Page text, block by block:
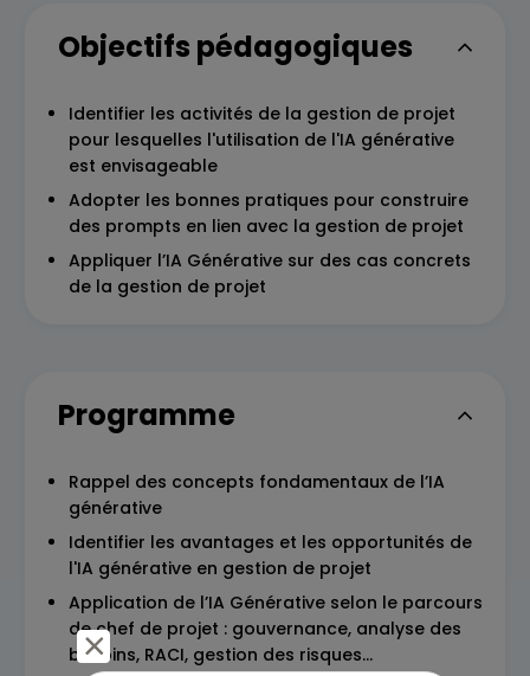
Objectifs pédagogiques
Identifier les activités de la gestion de projet
pour lesquelles l'utilisation de l'IA générative
est envisageable
Adopter les bonnes pratiques pour construire
des prompts en lien avec la gestion de projet
Appliquer l’IA Générative sur des cas concrets
de la gestion de projet
Programme
Rappel des concepts fondamentaux de l’IA
générative
Identifier les avantages et les opportunités de
l'IA générative en gestion de projet
Application de l’IA Générative selon le parcours
de chef de projet : gouvernance, analyse des
besoins, RACI, gestion des risques...